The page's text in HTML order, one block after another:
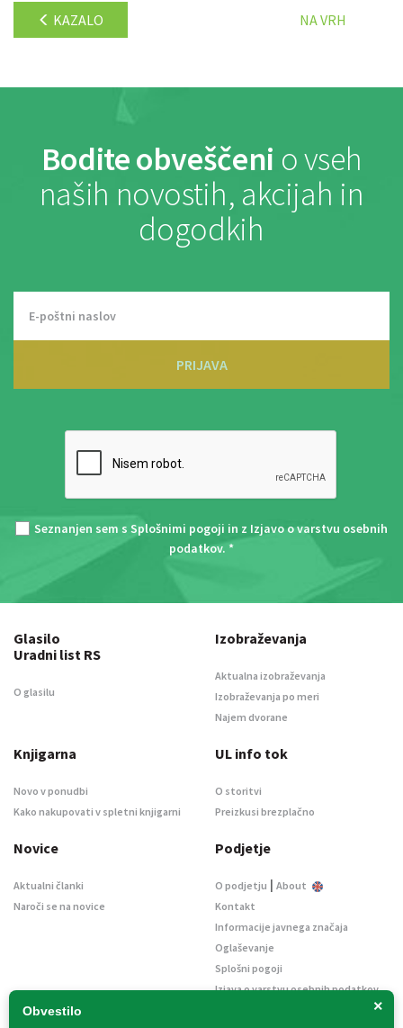
KAZALO NA VRH
Bodite obveščeni o vseh
naših novostih, akcijah in
dogodkih
PRIJAVA
Seznanjen sem s Splošnimi pogoji in z Izjavo o varstvu osebnih
podatkov. *
×
Obvestilo
Glasilo
Uradni list RS
O glasilu
Izobraževanja
Aktualna izobraževanja
Izobraževanja po meri
Najem dvorane
Knjigarna
Novo v ponudbi
Kako nakupovati v spletni knjigarni
UL info tok
O storitvi
Preizkusi brezplačno
Novice
Aktualni članki
Naroči se na novice
Podjetje
O podjetju | About
Kontakt
Informacije javnega značaja
Oglaševanje
Splošni pogoji
Izjava o varstvu osebnih podatkov